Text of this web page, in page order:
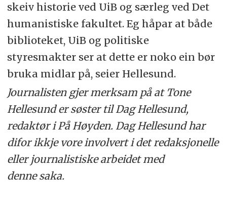
skeiv historie ved UiB og særleg ved Det
humanistiske fakultet. Eg håpar at både
biblioteket, UiB og politiske
styresmakter ser at dette er noko ein bør
bruka midlar på, seier Hellesund.
Journalisten gjer merksam på at Tone
Hellesund er søster til Dag Hellesund,
redaktør i På Høyden. Dag Hellesund har
difor ikkje vore involvert i det redaksjonelle
eller journalistiske arbeidet med
denne saka.